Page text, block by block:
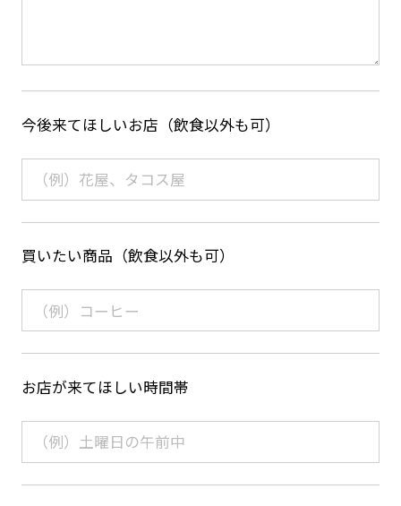
今後来てほしいお店（飲食以外も可）
買いたい商品（飲食以外も可）
お店が来てほしい時間帯